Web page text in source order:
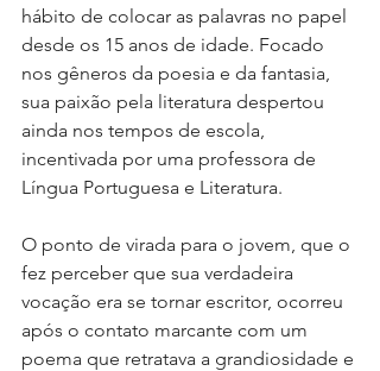
hábito de colocar as palavras no papel
desde os 15 anos de idade. Focado
nos gêneros da poesia e da fantasia,
sua paixão pela literatura despertou
ainda nos tempos de escola,
incentivada por uma professora de
Língua Portuguesa e Literatura.
O ponto de virada para o jovem, que o
fez perceber que sua verdadeira
vocação era se tornar escritor, ocorreu
após o contato marcante com um
poema que retratava a grandiosidade e